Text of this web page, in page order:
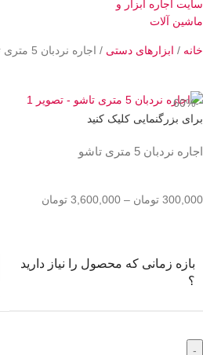
خانه ابزارهای دستی اجاره نردبان 5 متری تاشو
-60%
برای بزرگنمایی کلیک کنید
اجاره نردبان 5 متری تاشو
300,000 تومان –
3,600,000 تومان
بازه زمانی که محصول را نیاز دارید
؟